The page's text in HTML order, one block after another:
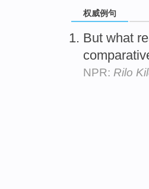
权威例句
But what
NPR: Rilo